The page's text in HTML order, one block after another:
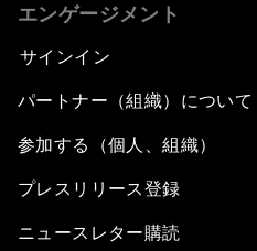
エンゲージメント
サインイン
パートナー（組織）について
参加する（個人、組織）
プレスリリース登録
ニュースレター購読